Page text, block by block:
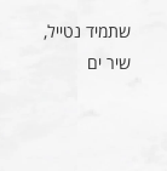
שתמיד נטייל,
שיר ים